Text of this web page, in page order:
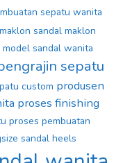
sepatu wanita
maklon sandal maklon
model sandal wanita
sepatu
custom produsen
proses finishing
proses pembuatan
sandal heels